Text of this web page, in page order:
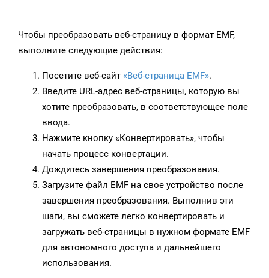
Чтобы преобразовать веб-страницу в формат EMF,
выполните следующие действия:
Посетите веб-сайт «Веб-страница EMF».
Введите URL-адрес веб-страницы, которую вы
хотите преобразовать, в соответствующее поле
ввода.
Нажмите кнопку «Конвертировать», чтобы
начать процесс конвертации.
Дождитесь завершения преобразования.
Загрузите файл EMF на свое устройство после
завершения преобразования. Выполнив эти
шаги, вы сможете легко конвертировать и
загружать веб-страницы в нужном формате EMF
для автономного доступа и дальнейшего
использования.